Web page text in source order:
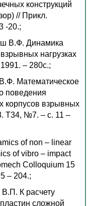
конструкций
// Прикл.
-20.;
В.Ф. Динамика
нагрузках
– 280с.;
Математическое
поведения
корпусов взрывных
Т34, №7. – с. 11 –
of non – linear
of vibro – impact
Colloquium 15
– 204.;
К расчету
сложной